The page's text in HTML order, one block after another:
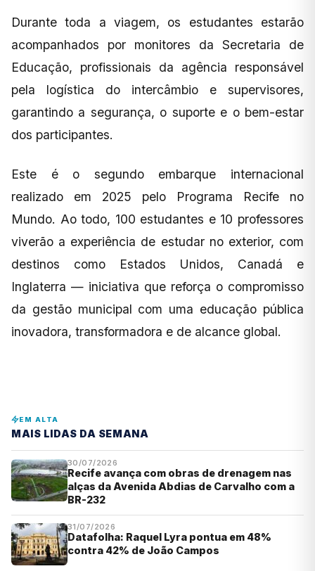
Durante toda a viagem, os estudantes estarão
acompanhados por monitores da Secretaria de
Educação, profissionais da agência responsável
pela logística do intercâmbio e supervisores,
garantindo a segurança, o suporte e o bem-estar
dos participantes.
Este é o segundo embarque internacional
realizado em 2025 pelo Programa Recife no
Mundo. Ao todo, 100 estudantes e 10 professores
viverão a experiência de estudar no exterior, com
destinos como Estados Unidos, Canadá e
Inglaterra — iniciativa que reforça o compromisso
da gestão municipal com uma educação pública
inovadora, transformadora e de alcance global.
EM ALTA
MAIS LIDAS DA SEMANA
30/07/2026
Recife avança com obras de drenagem nas
alças da Avenida Abdias de Carvalho com a
BR-232
31/07/2026
Datafolha: Raquel Lyra pontua em 48%
contra 42% de João Campos